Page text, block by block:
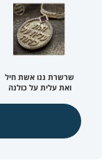
שרשרת ננו אשת חיל
ואת עלית על כולנה